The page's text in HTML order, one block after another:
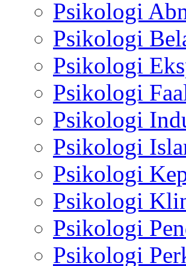
Psikologi
Psikologi
Psikologi
Psikologi
Psikologi
Psikologi
Psikologi
Psikologi
Psikologi
Psikologi